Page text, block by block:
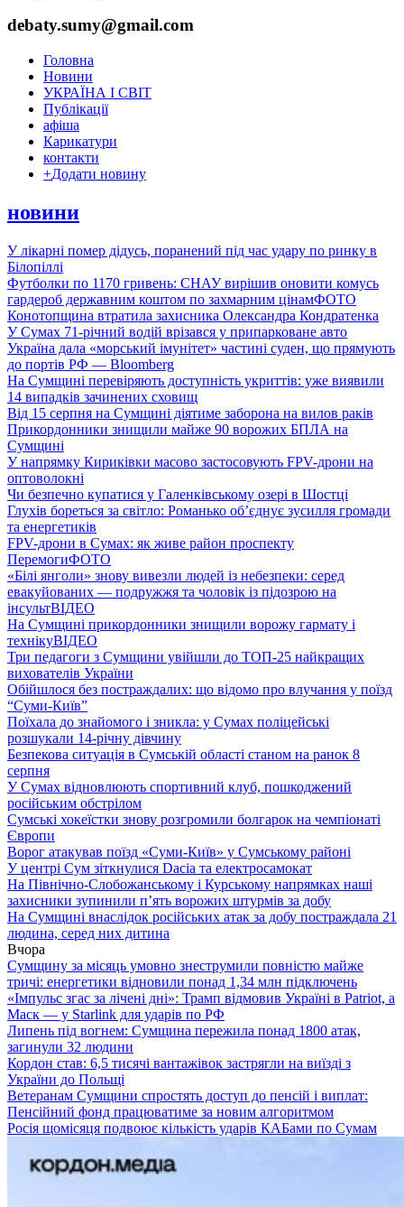
debaty.sumy@gmail.com
Головна
Новини
УКРАЇНА І СВІТ
Публікації
афіша
Карикатури
контакти
+Додати новину
новини
У лікарні помер дідусь, поранений під час удару по ринку в
Білопіллі
Футболки по 1170 гривень: СНАУ вирішив оновити комусь
гардероб державним коштом по захмарним цінамФОТО
Конотопщина втратила захисника Олександра Кондратенка
У Сумах 71-річний водій врізався у припарковане авто
Україна дала «морський імунітет» частині суден, що прямують
до портів РФ — Bloomberg
На Сумщині перевіряють доступність укриттів: уже виявили
14 випадків зачинених сховищ
Від 15 серпня на Сумщині діятиме заборона на вилов раків
Прикордонники знищили майже 90 ворожих БПЛА на
Сумщині
У напрямку Кириківки масово застосовують FPV-дрони на
оптоволокні
Чи безпечно купатися у Галенківському озері в Шостці
Глухів бореться за світло: Романько об’єднує зусилля громади
та енергетиків
FPV-дрони в Сумах: як живе район проспекту
ПеремогиФОТО
«Білі янголи» знову вивезли людей із небезпеки: серед
евакуйованих — подружжя та чоловік із підозрою на
інсультВІДЕО
На Сумщині прикордонники знищили ворожу гармату і
технікуВІДЕО
Три педагоги з Сумщини увійшли до ТОП-25 найкращих
вихователів України
Обійшлося без постраждалих: що відомо про влучання у поїзд
“Суми-Київ”
Поїхала до знайомого і зникла: у Сумах поліцейські
розшукали 14-річну дівчину
Безпекова ситуація в Сумській області станом на ранок 8
серпня
У Сумах відновлюють спортивний клуб, пошкоджений
російським обстрілом
Сумські хокеїстки знову розгромили болгарок на чемпіонаті
Європи
Ворог атакував поїзд «Суми-Київ» у Сумському районі
У центрі Сум зіткнулися Dacia та електросамокат
На Північно-Слобожанському і Курському напрямках наші
захисники зупинили п’ять ворожих штурмів за добу
На Сумщині внаслідок російських атак за добу постраждала 21
людина, серед них дитина
Вчора
Сумщину за місяць умовно знеструмили повністю майже
тричі: енергетики відновили понад 1,34 млн підключень
«Імпульс згас за лічені дні»: Трамп відмовив Україні в Patriot, а
Маск — у Starlink для ударів по РФ
Липень під вогнем: Сумщина пережила понад 1800 атак,
загинули 32 людини
Кордон став: 6,5 тисячі вантажівок застрягли на виїзді з
України до Польщі
Ветеранам Сумщини спростять доступ до пенсій і виплат:
Пенсійний фонд працюватиме за новим алгоритмом
Росія щомісяця подвоює кількість ударів КАБами по Сумам